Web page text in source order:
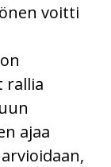
voitti
rallia
ajaa